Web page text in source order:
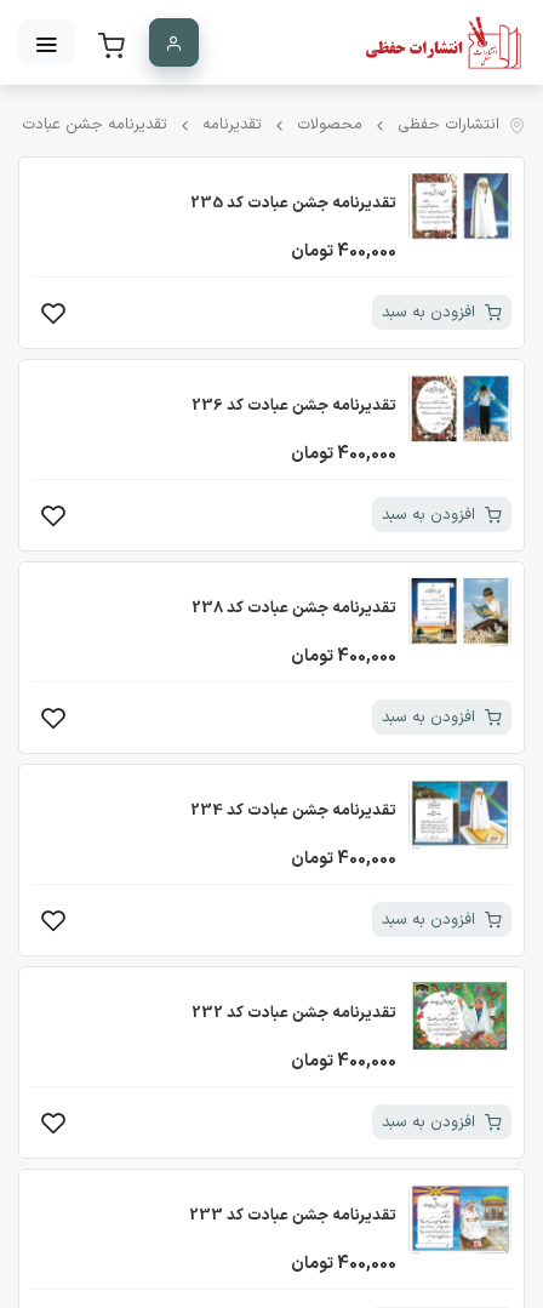
انتشارات حفظی محصولات تقدیرنامه تقدیرنامه جشن عبادت
تقدیرنامه جشن عبادت کد 235
400,000 تومان
افزودن به سبد
تقدیرنامه جشن عبادت کد 236
400,000 تومان
افزودن به سبد
تقدیرنامه جشن عبادت کد 238
400,000 تومان
افزودن به سبد
تقدیرنامه جشن عبادت کد 234
400,000 تومان
افزودن به سبد
تقدیرنامه جشن عبادت کد 232
400,000 تومان
افزودن به سبد
تقدیرنامه جشن عبادت کد 233
400,000 تومان